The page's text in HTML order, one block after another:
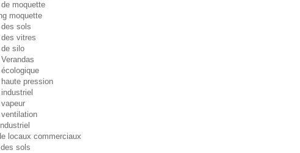
moquette
moquette
des sols
vitres
de silo
pression
locaux commerciaux
sols